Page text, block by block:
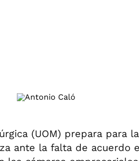
(UOM) prepara para
ante la falta de acuerdo